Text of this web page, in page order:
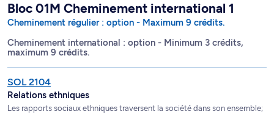
Bloc 01M Cheminement international 1
Cheminement régulier : option - Maximum 9 crédits.
Cheminement international : option - Minimum 3 crédits,
maximum 9 crédits.
SOL 2104
Relations ethniques
Les rapports sociaux ethniques traversent la société dans son ensemble;